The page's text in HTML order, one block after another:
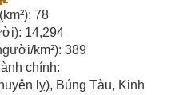
78
14,294
km²): 389
chính:
lỵ), Búng Tàu, Kinh